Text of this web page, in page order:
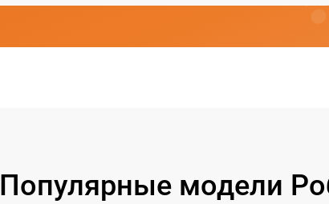
Популярные модели